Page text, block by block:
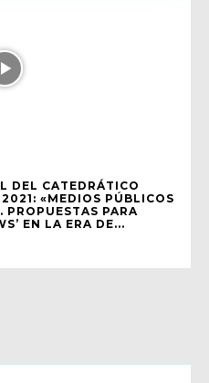
DEL CATEDRÁTICO
«MEDIOS PÚBLICOS
PROPUESTAS PARA
EN LA ERA DE...